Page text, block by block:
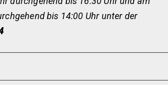
bis 14:00 Uhr unter der